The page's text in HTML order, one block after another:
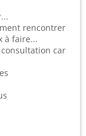
rencontrer
à faire...
car